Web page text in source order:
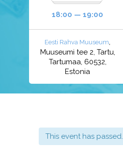
18:00 — 19:00
Eesti Rahva Muuseum,
Muuseumi tee 2, Tartu,
Tartumaa, 60532,
Estonia
This event has passed.